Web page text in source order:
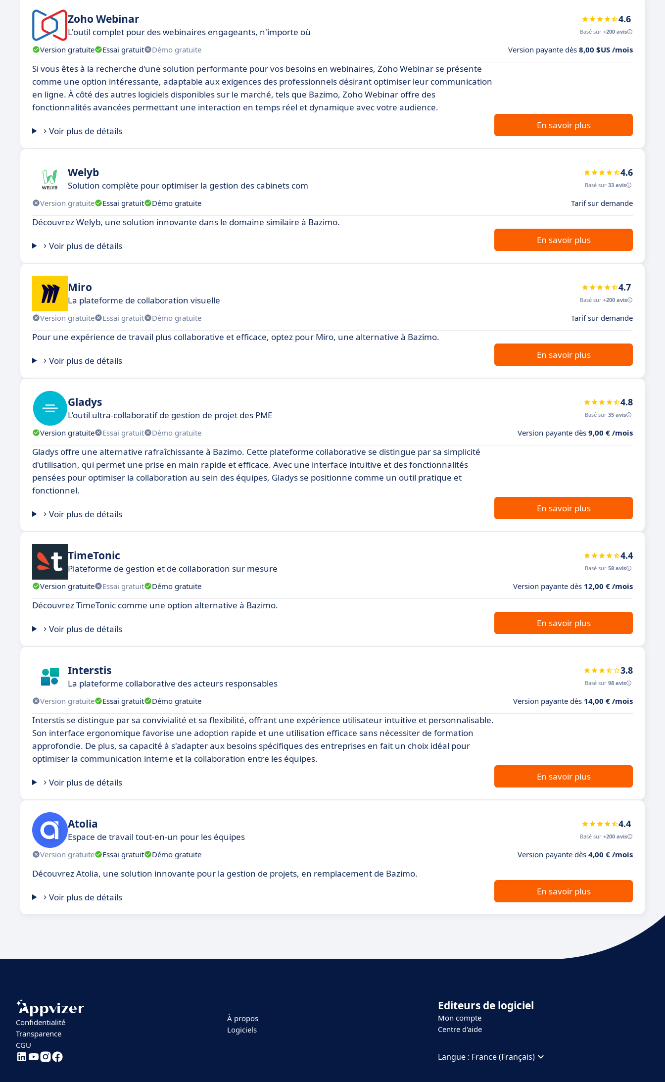
Zoho Webinar
L'outil complet pour des webinaires engageants, n'importe où
4.6
Basé sur +200 avis
Version gratuite Essai gratuit Démo gratuite Version payante dès 8,00 $US /mois
Si vous êtes à la recherche d'une solution performante pour vos besoins en webinaires, Zoho Webinar se présente
comme une option intéressante, adaptable aux exigences des professionnels désirant optimiser leur communication
en ligne. À côté des autres logiciels disponibles sur le marché, tels que Bazimo, Zoho Webinar offre des
fonctionnalités avancées permettant une interaction en temps réel et dynamique avec votre audience.
Voir plus de détails
En savoir plus
Welyb
Solution complète pour optimiser la gestion des cabinets com
4.6
Basé sur 33 avis
Version gratuite Essai gratuit Démo gratuite Tarif sur demande
Découvrez Welyb, une solution innovante dans le domaine similaire à Bazimo.
Voir plus de détails
En savoir plus
Miro
La plateforme de collaboration visuelle
4.7
Basé sur +200 avis
Version gratuite Essai gratuit Démo gratuite Tarif sur demande
Pour une expérience de travail plus collaborative et efficace, optez pour Miro, une alternative à Bazimo.
Voir plus de détails
En savoir plus
Gladys
L’outil ultra-collaboratif de gestion de projet des PME
4.8
Basé sur 35 avis
Version gratuite Essai gratuit Démo gratuite Version payante dès 9,00 € /mois
Gladys offre une alternative rafraîchissante à Bazimo. Cette plateforme collaborative se distingue par sa simplicité
d'utilisation, qui permet une prise en main rapide et efficace. Avec une interface intuitive et des fonctionnalités
pensées pour optimiser la collaboration au sein des équipes, Gladys se positionne comme un outil pratique et
fonctionnel.
Voir plus de détails
En savoir plus
TimeTonic
Plateforme de gestion et de collaboration sur mesure
4.4
Basé sur 58 avis
Version gratuite Essai gratuit Démo gratuite Version payante dès 12,00 € /mois
Découvrez TimeTonic comme une option alternative à Bazimo.
Voir plus de détails
En savoir plus
Interstis
La plateforme collaborative des acteurs responsables
3.8
Basé sur 98 avis
Version gratuite Essai gratuit Démo gratuite Version payante dès 14,00 € /mois
Interstis se distingue par sa convivialité et sa flexibilité, offrant une expérience utilisateur intuitive et personnalisable.
Son interface ergonomique favorise une adoption rapide et une utilisation efficace sans nécessiter de formation
approfondie. De plus, sa capacité à s'adapter aux besoins spécifiques des entreprises en fait un choix idéal pour
optimiser la communication interne et la collaboration entre les équipes.
Voir plus de détails
En savoir plus
Atolia
Espace de travail tout-en-un pour les équipes
4.4
Basé sur +200 avis
Version gratuite Essai gratuit Démo gratuite Version payante dès 4,00 € /mois
Découvrez Atolia, une solution innovante pour la gestion de projets, en remplacement de Bazimo.
Voir plus de détails
En savoir plus
Confidentialité
Transparence
CGU
À propos
Logiciels
Editeurs de logiciel
Mon compte
Centre d'aide
Langue : France (Français)